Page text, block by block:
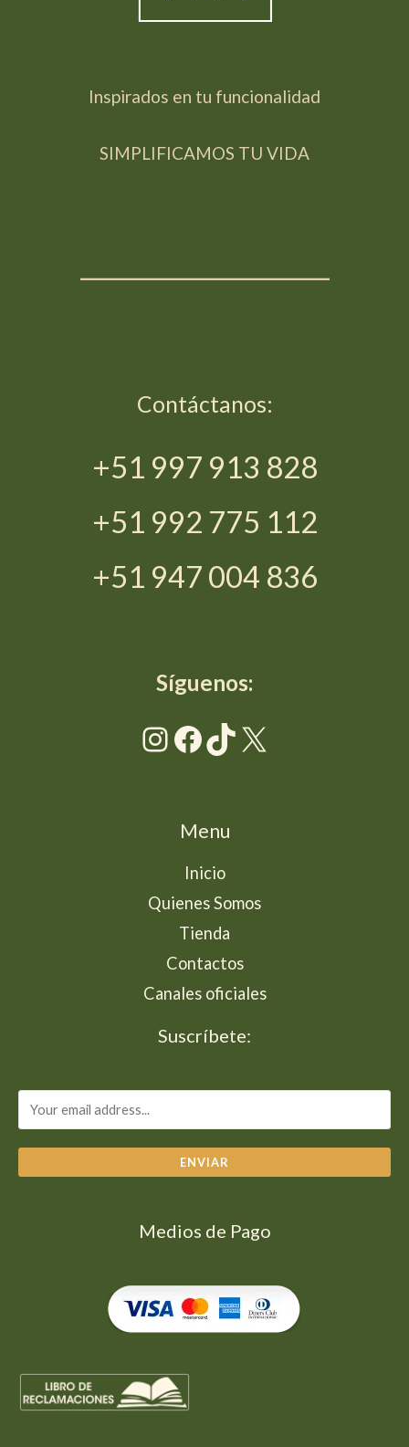
Inspirados en tu funcionalidad
SIMPLIFICAMOS TU VIDA
Contáctanos:
+51 997 913 828
+51 992 775 112
+51 947 004 836
Síguenos:
Instagram
Facebook
TikTok
X
Menu
Inicio
Quienes Somos
Tienda
Contactos
Canales oficiales
Suscríbete:
ENVIAR
Medios de Pago